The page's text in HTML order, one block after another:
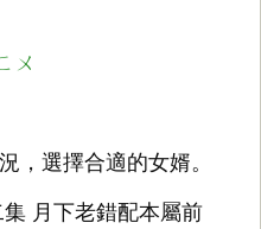
ㄨ
，選擇合適的女婿。
月下老錯配本屬前